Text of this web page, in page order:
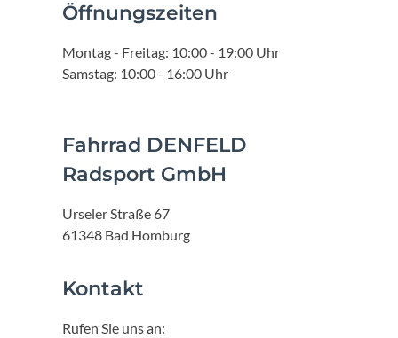
Öffnungszeiten
Montag - Freitag: 10:00 - 19:00 Uhr
Samstag: 10:00 - 16:00 Uhr
Fahrrad DENFELD
Radsport GmbH
Urseler Straße 67
61348 Bad Homburg
Kontakt
Rufen Sie uns an: